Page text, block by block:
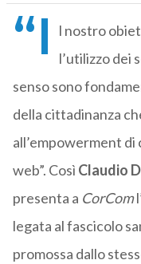
“I
l nostro
l’utilizzo dei
senso sono
della cittadinanza
all’empowerment
web”. Così Claudio
presenta a CorCom
legata al fascicolo
promossa dallo